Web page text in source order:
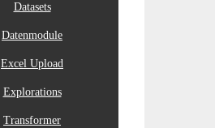
Datasets
Datenmodule
Excel Upload
Explorations
Transformer